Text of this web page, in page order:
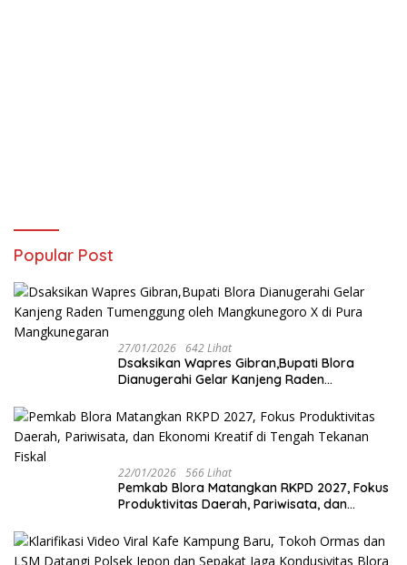
Popular Post
27/01/2026 642 Lihat
‎Dsaksikan Wapres Gibran,Bupati Blora
Dianugerahi Gelar Kanjeng Raden
Mangkunegaran
22/01/2026 566 Lihat
‎Pemkab Blora Matangkan RKPD 2027, Fokus
Produktivitas Daerah, Pariwisata, dan